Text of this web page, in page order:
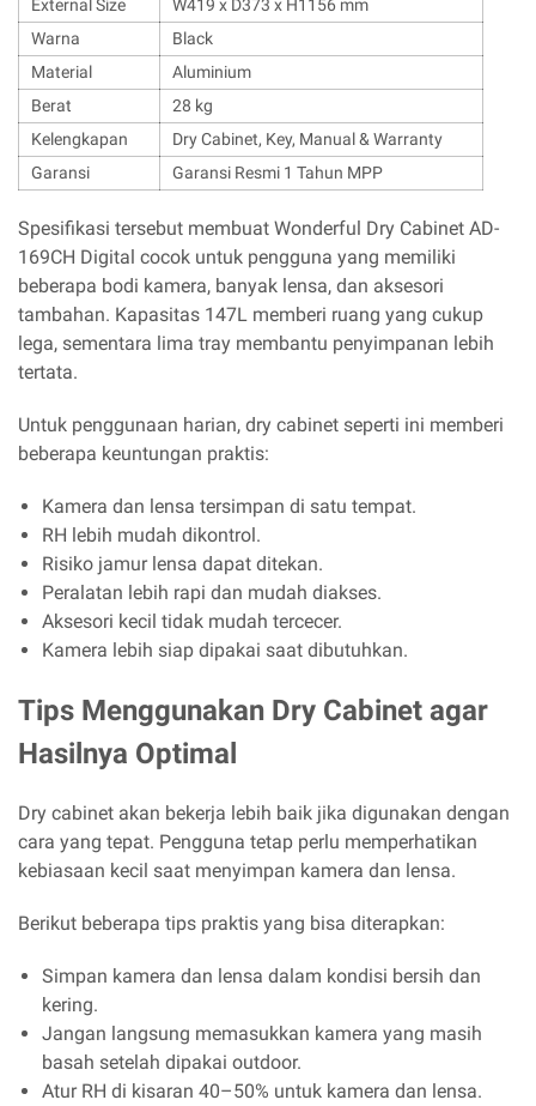
External Size
W419 x D373 x H1156 mm
Warna
Black
Material
Aluminium
Berat
28 kg
Kelengkapan
Dry Cabinet, Key, Manual & Warranty
Garansi
Garansi Resmi 1 Tahun MPP
Spesifikasi tersebut membuat Wonderful Dry Cabinet AD-
169CH Digital cocok untuk pengguna yang memiliki
beberapa bodi kamera, banyak lensa, dan aksesori
tambahan. Kapasitas 147L memberi ruang yang cukup
lega, sementara lima tray membantu penyimpanan lebih
tertata.
Untuk penggunaan harian, dry cabinet seperti ini memberi
beberapa keuntungan praktis:
Kamera dan lensa tersimpan di satu tempat.
RH lebih mudah dikontrol.
Risiko jamur lensa dapat ditekan.
Peralatan lebih rapi dan mudah diakses.
Aksesori kecil tidak mudah tercecer.
Kamera lebih siap dipakai saat dibutuhkan.
Tips Menggunakan Dry Cabinet agar
Hasilnya Optimal
Dry cabinet akan bekerja lebih baik jika digunakan dengan
cara yang tepat. Pengguna tetap perlu memperhatikan
kebiasaan kecil saat menyimpan kamera dan lensa.
Berikut beberapa tips praktis yang bisa diterapkan:
Simpan kamera dan lensa dalam kondisi bersih dan
kering.
Jangan langsung memasukkan kamera yang masih
basah setelah dipakai outdoor.
Atur RH di kisaran 40–50% untuk kamera dan lensa.